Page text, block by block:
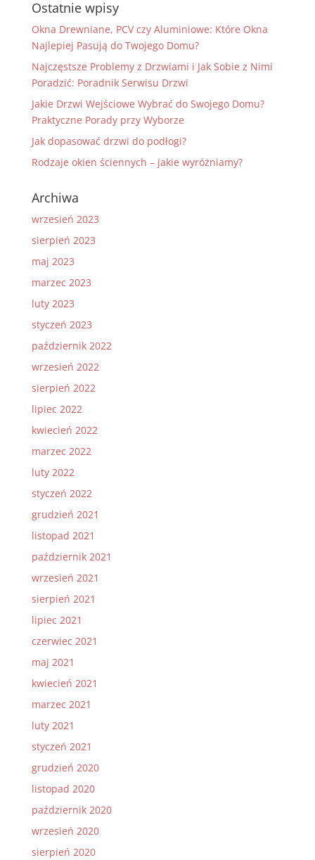
Ostatnie wpisy
Okna Drewniane, PCV czy Aluminiowe: Które Okna
Najlepiej Pasują do Twojego Domu?
Najczęstsze Problemy z Drzwiami i Jak Sobie z Nimi
Poradzić: Poradnik Serwisu Drzwi
Jakie Drzwi Wejściowe Wybrać do Swojego Domu?
Praktyczne Porady przy Wyborze
Jak dopasować drzwi do podłogi?
Rodzaje okien ściennych – jakie wyróżniamy?
Archiwa
wrzesień 2023
sierpień 2023
maj 2023
marzec 2023
luty 2023
styczeń 2023
październik 2022
wrzesień 2022
sierpień 2022
lipiec 2022
kwiecień 2022
marzec 2022
luty 2022
styczeń 2022
grudzień 2021
listopad 2021
październik 2021
wrzesień 2021
sierpień 2021
lipiec 2021
czerwiec 2021
maj 2021
kwiecień 2021
marzec 2021
luty 2021
styczeń 2021
grudzień 2020
listopad 2020
październik 2020
wrzesień 2020
sierpień 2020